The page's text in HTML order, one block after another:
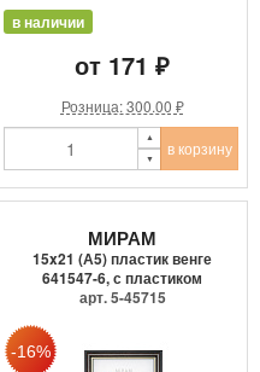
в наличии
от 171 ₽
Розница: 300.00 ₽
в корзину
МИРАМ
15x21 (А5) пластик венге
641547-6, с пластиком
арт. 5-45715